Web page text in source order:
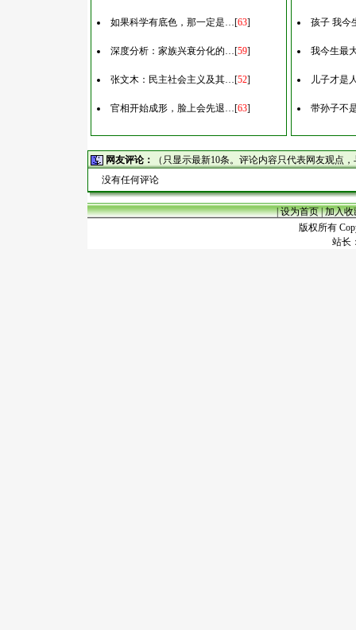
如果科学有底色，那一定是…[63]
深度分析：家族兴衰分化的…[59]
张文木：民主社会主义及其…[52]
官相开始成形，脸上会先退…[63]
孩子 我今
我今生最
儿子才是
带孙子不
网友评论：
（只显示最新10条。评论内容只代表网友观点
没有任何评论
|设为首页|加入收
版权所有
站长